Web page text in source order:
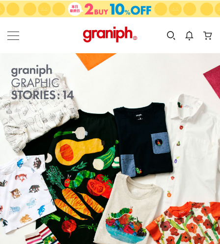
カテゴリーから探す
KIDS
カテゴリ
サイズ